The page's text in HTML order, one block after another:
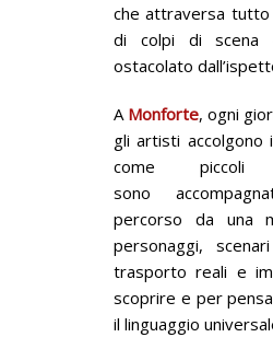
che attraversa tutto
di colpi di scena
ostacolato
A Monforte, ogni
gli artisti accolgono
come piccoli
sono
percorso da una
personaggi,
trasporto reali e
scoprire e per
il linguaggio